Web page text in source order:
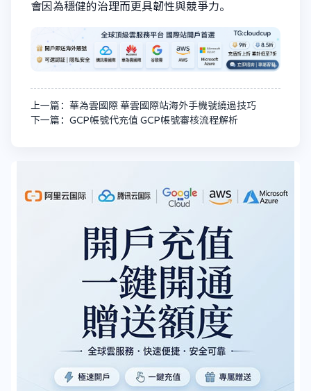
會因為穩健的治理而更具韌性與競爭力。
上一篇：華為雲國際 華雲國際站海外手機號繞過技巧
下一篇：GCP帳號代充值 GCP帳號審核流程解析